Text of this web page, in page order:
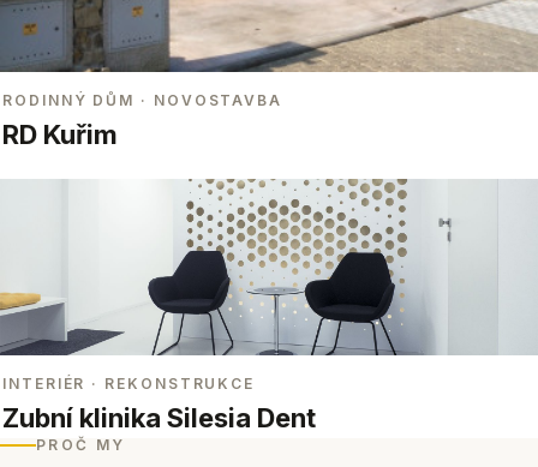
RODINNÝ DŮM · NOVOSTAVBA
RD Kuřim
INTERIÉR · REKONSTRUKCE
Zubní klinika Silesia Dent
PROČ MY